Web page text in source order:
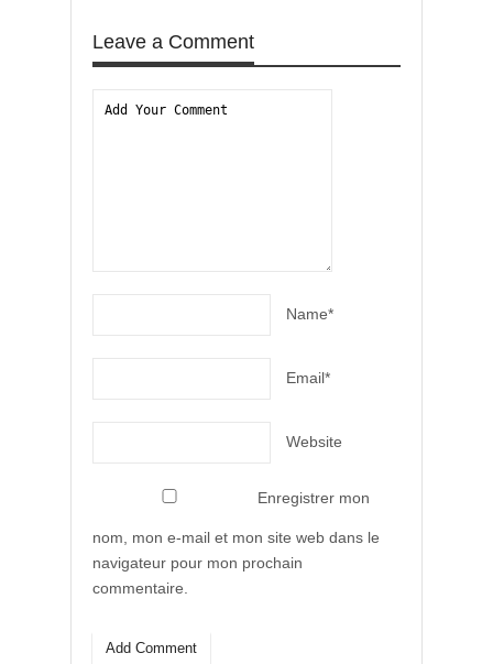
Leave a Comment
Name*
Email*
Website
Enregistrer mon
nom, mon e-mail et mon site web dans le
navigateur pour mon prochain
commentaire.